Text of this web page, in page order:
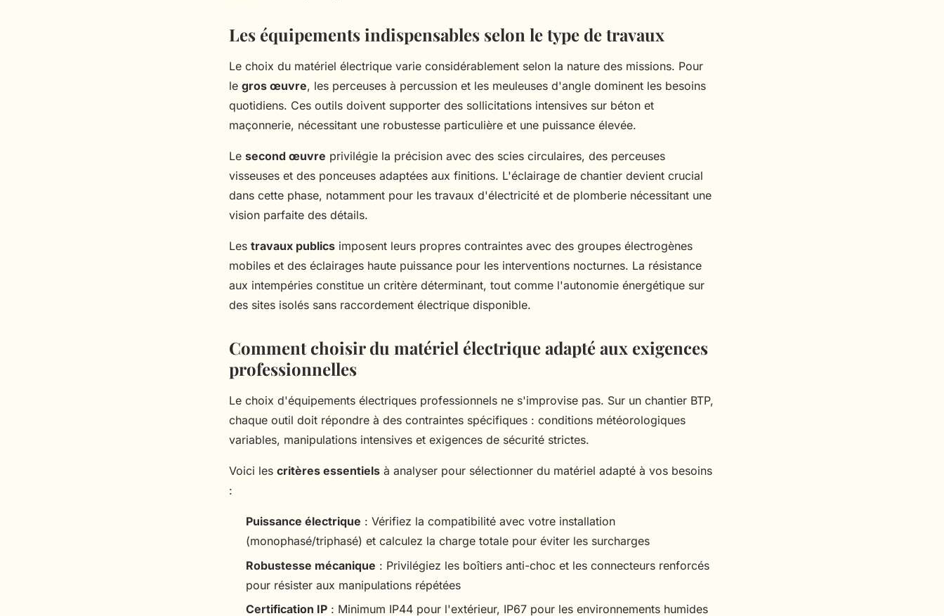
Les équipements indispensables selon le type de travaux
Le choix du matériel électrique varie considérablement selon la nature des missions. Pour
le gros œuvre, les perceuses à percussion et les meuleuses d'angle dominent les besoins
quotidiens. Ces outils doivent supporter des sollicitations intensives sur béton et
maçonnerie, nécessitant une robustesse particulière et une puissance élevée.
Le second œuvre privilégie la précision avec des scies circulaires, des perceuses
visseuses et des ponceuses adaptées aux finitions. L'éclairage de chantier devient crucial
dans cette phase, notamment pour les travaux d'électricité et de plomberie nécessitant une
vision parfaite des détails.
Les travaux publics imposent leurs propres contraintes avec des groupes électrogènes
mobiles et des éclairages haute puissance pour les interventions nocturnes. La résistance
aux intempéries constitue un critère déterminant, tout comme l'autonomie énergétique sur
des sites isolés sans raccordement électrique disponible.
Comment choisir du matériel électrique adapté aux exigences
professionnelles
Le choix d'équipements électriques professionnels ne s'improvise pas. Sur un chantier BTP,
chaque outil doit répondre à des contraintes spécifiques : conditions météorologiques
variables, manipulations intensives et exigences de sécurité strictes.
Voici les critères essentiels à analyser pour sélectionner du matériel adapté à vos besoins
:
Puissance électrique : Vérifiez la compatibilité avec votre installation
(monophasé/triphasé) et calculez la charge totale pour éviter les surcharges
Robustesse mécanique : Privilégiez les boîtiers anti-choc et les connecteurs renforcés
pour résister aux manipulations répétées
Certification IP : Minimum IP44 pour l'extérieur, IP67 pour les environnements humides